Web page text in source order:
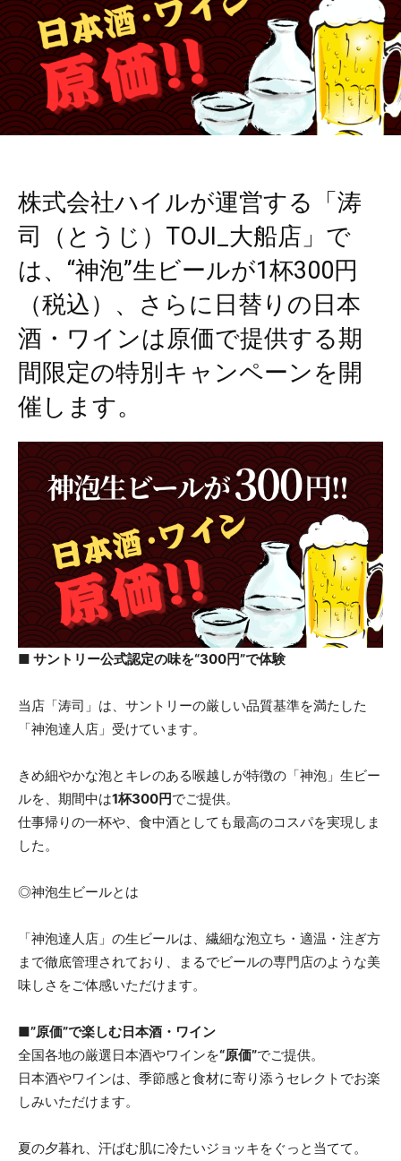
株式会社ハイルが運営する「涛
司（とうじ）TOJI_大船店」で
は、“神泡”生ビールが1杯300円
（税込）、さらに日替りの日本
酒・ワインは原価で提供する期
間限定の特別キャンペーンを開
催します。
■ サントリー公式認定の味を“300円”で体験
当店「涛司」は、サントリーの厳しい品質基準を満たした
「神泡達人店」受けています。
きめ細やかな泡とキレのある喉越しが特徴の「神泡」生ビー
ルを、期間中は1杯300円でご提供。
仕事帰りの一杯や、食中酒としても最高のコスパを実現しま
した。
◎神泡生ビールとは
「神泡達人店」の生ビールは、繊細な泡立ち・適温・注ぎ方
まで徹底管理されており、まるでビールの専門店のような美
味しさをご体感いただけます。
■”原価”で楽しむ日本酒・ワイン
全国各地の厳選日本酒やワインを“原価”でご提供。
日本酒やワインは、季節感と食材に寄り添うセレクトでお楽
しみいただけます。
夏の夕暮れ、汗ばむ肌に冷たいジョッキをぐっと当てて。